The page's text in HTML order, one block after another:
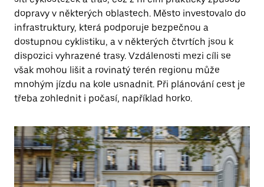
dopravy v některých oblastech. Město investovalo do
infrastruktury, která podporuje bezpečnou a
dostupnou cyklistiku, a v některých čtvrtích jsou k
dispozici vyhrazené trasy. Vzdálenosti mezi cíli se
však mohou lišit a rovinatý terén regionu může
mnohým jízdu na kole usnadnit. Při plánování cest je
třeba zohlednit i počasí, například horko.